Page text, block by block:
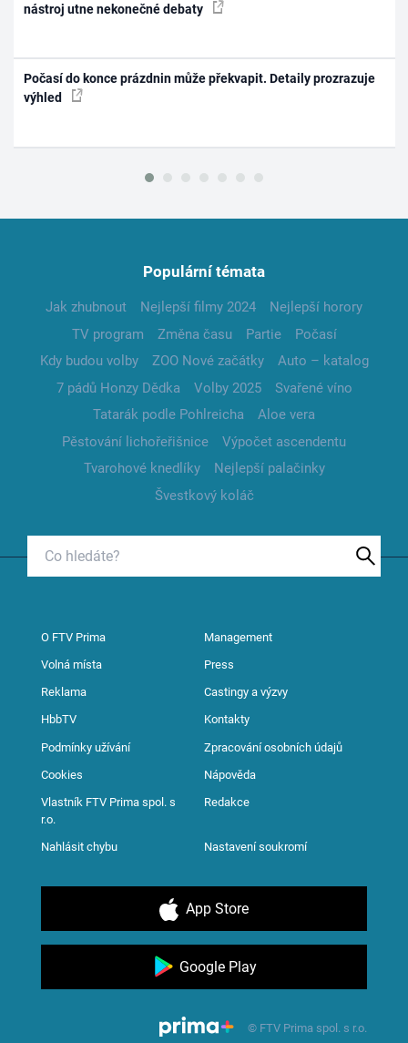
nástroj utne nekonečné debaty
Počasí do konce prázdnin může překvapit. Detaily prozrazuje
výhled
Populární témata
Jak zhubnout Nejlepší filmy 2024
Nejlepší horory
TV program
Změna času Partie
Počasí
Kdy budou volby
ZOO Nové začátky
Auto – katalog
7 pádů Honzy Dědka
Volby 2025
Svařené víno
Tatarák podle Pohlreicha
Aloe vera
Pěstování lichořeřišnice
Výpočet ascendentu
Tvarohové knedlíky
Nejlepší palačinky
Švestkový koláč
O FTV Prima Management
Volná místa Press
Reklama Castingy a výzvy
HbbTV Kontakty
Podmínky užívání Zpracování osobních údajů
Cookies Nápověda
Vlastník FTV Prima spol. s
r.o.
Redakce
Nahlásit chybu Nastavení soukromí
App Store
Google Play
© FTV Prima spol. s r.o.